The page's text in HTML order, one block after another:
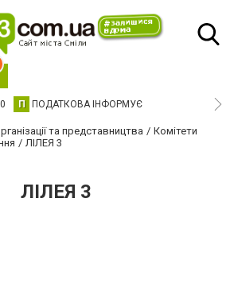
П ПОДАТКОВА ІНФОРМУЄ
та представництва
Комітети
ЛІЛЕЯ 3
ЛІЛЕЯ 3